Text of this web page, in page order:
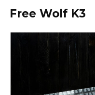
Free Wolf K3